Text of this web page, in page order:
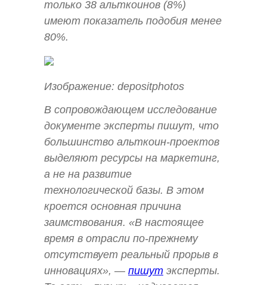
только 38 альткоинов (8%)
имеют показатель подобия менее
80%.
Изображение: depositphotos
В сопровождающем исследование
документе эксперты пишут, что
большинство альткоин-проектов
выделяют ресурсы на маркетинг,
а не на развитие
технологической базы. В этом
кроется основная причина
заимствования. «В настоящее
время в отрасли по-прежнему
отсутствует реальный прорыв в
инновациях», — пишут эксперты.